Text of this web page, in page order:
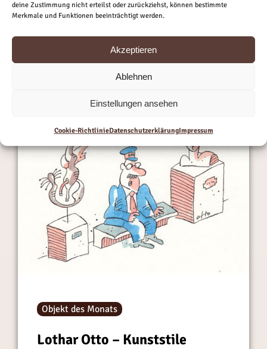
deine Zustimmung nicht erteilst oder zurückziehst, können bestimmte
Merkmale und Funktionen beeinträchtigt werden.
Akzeptieren
Ablehnen
Einstellungen ansehen
Cookie-RichtlinieDatenschutzerklärungImpressum
Objekt des Monats
Lothar Otto – Kunststile